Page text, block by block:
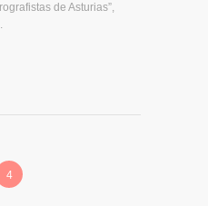
de Asturias”,
4